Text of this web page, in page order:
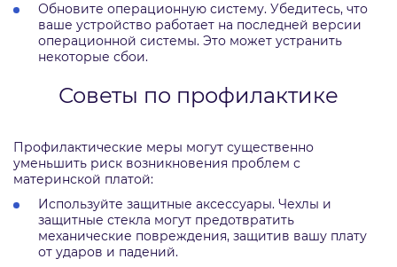
Обновите операционную систему. Убедитесь, что
ваше устройство работает на последней версии
операционной системы. Это может устранить
некоторые сбои.
Советы по профилактике
Профилактические меры могут существенно
уменьшить риск возникновения проблем с
материнской платой:
Используйте защитные аксессуары. Чехлы и
защитные стекла могут предотвратить
механические повреждения, защитив вашу плату
от ударов и падений.